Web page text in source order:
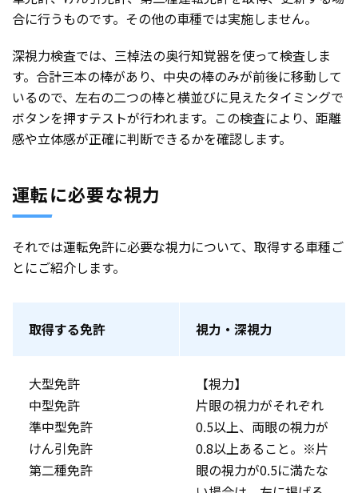
合に行うものです。その他の車種では実施しません。
深視力検査では、三棹法の奥行知覚器を使って検査しま
す。合計三本の棒があり、中央の棒のみが前後に移動して
いるので、左右の二つの棒と横並びに見えたタイミングで
ボタンを押すテストが行われます。この検査により、距離
感や立体感が正確に判断できるかを確認します。
運転に必要な視力
それでは運転免許に必要な視力について、取得する車種ご
とにご紹介します。
取得する免許 視力・深視力
大型免許
中型免許
準中型免許
けん引免許
第二種免許
【視力】
片眼の視力がそれぞれ
0.5以上、両眼の視力が
0.8以上あること。※片
眼の視力が0.5に満たな